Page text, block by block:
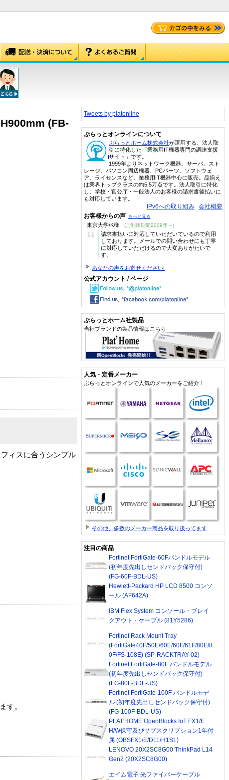
(FB-
ィスに合うシンプル
す。
Tweets by platonline
ぷらっとオンラインについて
ぷらっとホーム株式会社が運用する、法人取
引に特化した「業務用IT機器専門の調達支援
サイト」です。
1999年よりネットワーク機器、サーバ、スト
レージ、パソコン周辺機器、PCパーツ、ソフトウェ
ア、ライセンスなど、業務用IT機器中心に販売。品揃え
は業界トップクラスの約5.5万点です。法人取引に特化
し、学校・官公庁・一般法人のお客様の請求書後払いに
も対応しています。
IPv6への取り組み 会社概要
お客様からの声 もっと見る
東京大学/K様 (ご利用期間2009年～)
“
請求書払いに対応していただいているので利用
しております。メールでの問い合わせにも丁寧
に対応していただけるので大変ありがたいで
す。
あなたの声をお寄せください!
公式アカウント / ページ
ぷらっとホーム社製品
当社ブランドの製品情報はこちら
人気・定番メーカー
ぷらっとオンラインで人気のメーカーをご紹介！
その他、多数のメーカー商品を取り扱ってます
注目の商品
Fortinet FortiGate-60Fバンドルモデル
(初年度先出しセンドバック保守付)
(FG-60F-BDL-US)
Hewlett-Packard HP LCD 8500 コンソ
ール (AF642A)
IBM Flex System コンソール・ブレイ
クアウト・ケーブル (81Y5286)
Fortinet Rack Mount Tray
(FortiGate40F/50E/60E/60F/61F/80E/8
0F/FS-108E) (SP-RACKTRAY-02)
Fortinet FortiGate-80F バンドルモデル
(初年度先出しセンドバック保守付)
(FG-80F-BDL-US)
Fortinet FortiGate-100F バンドルモデ
ル (初年度先出しセンドバック保守付)
(FG-100F-BDL-US)
PLAT'HOME OpenBlocks IoT FX1/E
H/W保守及びサブスクリプション1年付
属 (OBSFX1/E/D11/H1S1)
LENOVO 20X2SC8G00 ThinkPad L14
Gen2 (20X2SC8G00)
エイム電子 光ファイバーケーブル